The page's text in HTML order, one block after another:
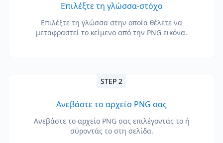
Επιλέξτε τη γλώσσα-στόχο
Επιλέξτε τη γλώσσα στην οποία θέλετε να
μεταφραστεί το κείμενο από την PNG εικόνα.
STEP 2
Ανεβάστε το αρχείο PNG σας
Ανεβάστε το αρχείο PNG σας επιλέγοντάς το ή
σύροντάς το στη σελίδα.